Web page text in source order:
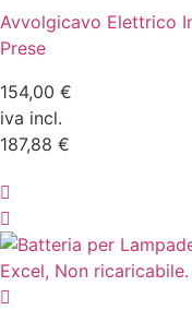
Avvolgicavo Elettrico
Prese
154,00 €
iva incl.
187,88 €